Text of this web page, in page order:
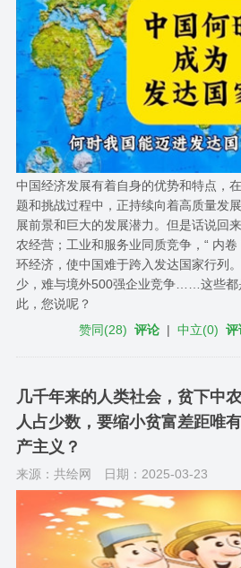
中国经济发展有着自身的优势和特点，
题和挑战过程中，正持续向着高质量发
展前景和巨大的发展潜力。但是话说回
农经营；工业和服务业同质竞争，“ 内
环经济，使中国难于跨入发达国家行列
少，难与境外500强企业竞争……这些都
此，您说呢？
赞同(28) 评论 |中立(0) 评
几千年来的人类社会，贫下中
人占少数，要缩小贫富差距唯
产主义？
来源：共绘网 日期：2025-03-23